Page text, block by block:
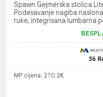
Spawn Gejmerska stolica
Podesavanje nagiba
ruke, integrisana lumbarna
36
MP cijena: 270.2€